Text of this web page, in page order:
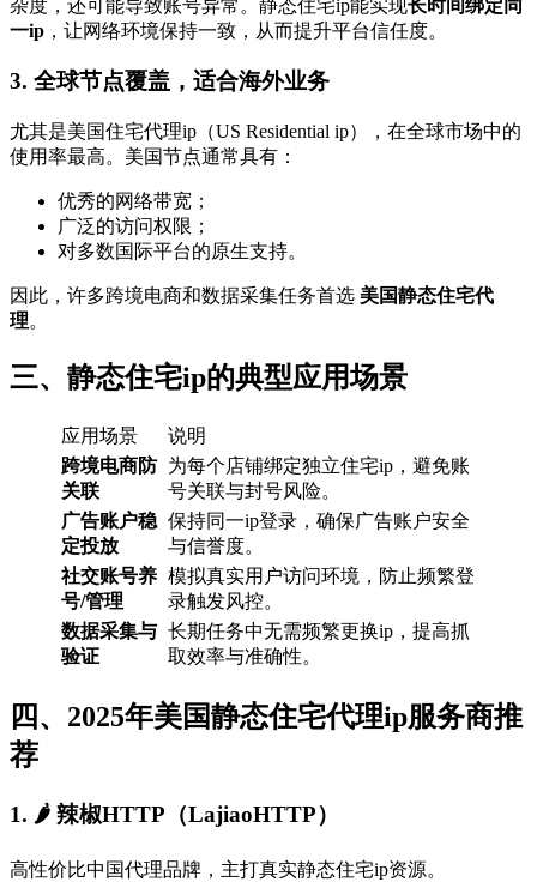
杂度，还可能导致账号异常。静态住宅ip能实现长时间绑定同
一ip ，让网络环境保持一致，从而提升平台信任度。
3. 全球节点覆盖，适合海外业务
尤其是美国住宅代理ip（US Residential ip），在全球市场中的
使用率最高。美国节点通常具有：
优秀的网络带宽；
广泛的访问权限；
对多数国际平台的原生支持。
因此，许多跨境电商和数据采集任务首选 美国静态住宅代
理。
三、静态住宅ip的典型应用场景
应用场景
说明
跨境电商防
关联
为每个店铺绑定独立住宅ip，避免账
号关联与封号风险。
广告账户稳
定投放
保持同一ip登录，确保广告账户安全
与信誉度。
社交账号养
号/管理
模拟真实用户访问环境，防止频繁登
录触发风控。
数据采集与
验证
长期任务中无需频繁更换ip，提高抓
取效率与准确性。
四、2025年美国静态住宅代理ip服务商推
荐
1. 🌶️ 辣椒HTTP（LajiaoHTTP）
高性价比中国代理品牌，主打真实静态住宅ip资源。